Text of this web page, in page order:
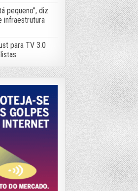
pequeno”, diz
infraestrutura
para TV 3.0